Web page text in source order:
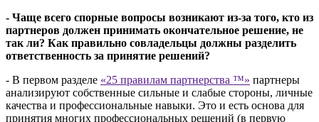
- Чаще всего спорные вопросы возникают из-за того, кто из
партнеров должен принимать окончательное решение, не
так ли? Как правильно совладельцы должны разделить
ответственность за принятие решений?
- В первом разделе «25 правилам партнерства ™» партнеры
анализируют собственные сильные и слабые стороны, личные
качества и профессиональные навыки. Это и есть основа для
принятия многих профессиональных решений (в первую